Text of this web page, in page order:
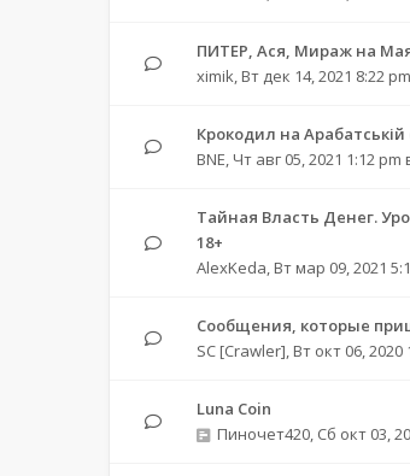
ПИТЕР, Ася, Мираж на
ximik, Вт дек 14, 2021 8:22 pm
Крокодил на Арабатській
BNE, Чт авг 05, 2021 1:12 pm
Тайная Власть Денег.
18+
AlexKeda, Вт мар 09, 2021
Сообщения, которые
SC [Crawler], Вт окт 06, 2020
Luna Coin
Пиночет420, Сб окт 03,